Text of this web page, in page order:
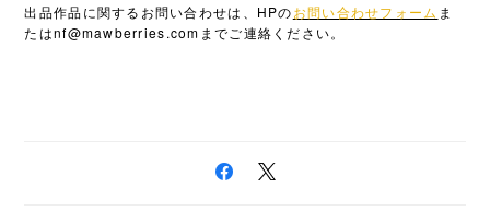
出品作品に関するお問い合わせは、 HPの お問い合わせフォーム ま
たはnf@mawberries.com までご連絡ください。